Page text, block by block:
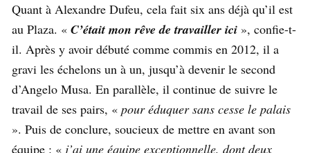
Quant à Alexandre Dufeu, cela fait six ans déjà qu’il est
au Plaza. « C’était mon rêve de travailler ici », confie-t-
il. Après y avoir débuté comme commis en 2012, il a
gravi les échelons un à un, jusqu’à devenir le second
d’Angelo Musa. En parallèle, il continue de suivre le
travail de ses pairs, « pour éduquer sans cesse le palais
». Puis de conclure, soucieux de mettre en avant son
équipe : « j’ai une équipe exceptionnelle, dont deux